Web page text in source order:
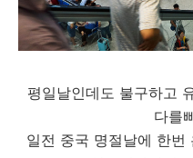
평일날인데도 불구하고
다를
일전 중국 명절날에 한번